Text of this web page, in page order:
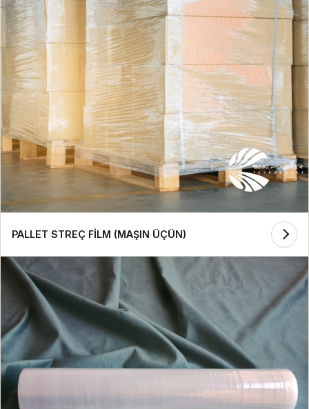
PALLET STREÇ FİLM (MAŞIN ÜÇÜN)